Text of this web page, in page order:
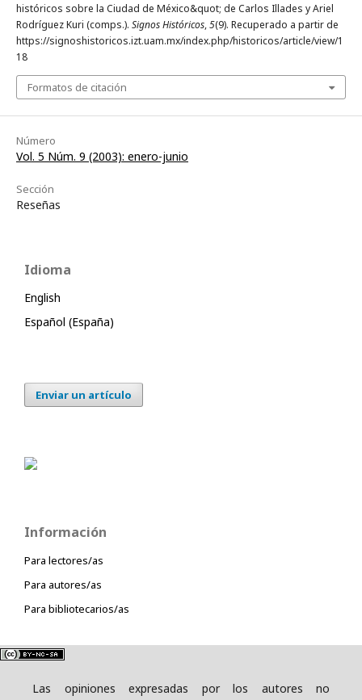
históricos sobre la Ciudad de México&quot; de Carlos Illades y Ariel
Rodríguez Kuri (comps.). Signos Históricos,5(9). Recuperado a partir de
https://signoshistoricos.izt.uam.mx/index.php/historicos/article/view/1
18
Formatos de citación
Número
Vol. 5 Núm. 9 (2003): enero-junio
Sección
Reseñas
Idioma
English
Español (España)
Enviar un artículo
Información
Para lectores/as
Para autores/as
Para bibliotecarios/as
Las opiniones expresadas por los autores no